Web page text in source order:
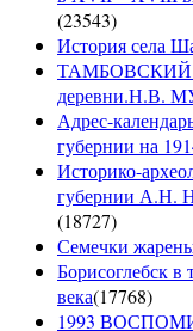
(23543)
История села
ТАМБОВСКИЙ
деревни.Н.В.
Адрес-
губернии на
Историко-
губернии А.Н.
(18727)
Семечки
Борисоглебск в
века(17768)
1993